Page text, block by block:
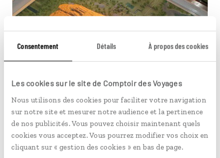
Consentement Détails À propos des cookies
Les cookies sur le site de Comptoir des Voyages
Nous utilisons des cookies pour faciliter votre navigation
sur notre site et mesurer notre audience et la pertinence
de nos publicités. Vous pouvez choisir maintenant quels
cookies vous acceptez. Vous pourrez modifier vos choix en
cliquant sur « gestion des cookies » en bas de page.
Maquette du rocher de Sigiriya © Jérôme Cartegini